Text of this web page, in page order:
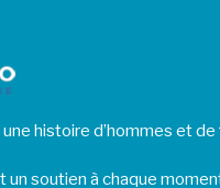
histoire d’hommes et
un soutien à chaque